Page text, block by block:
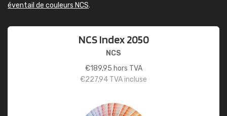
éventail de couleurs NCS.
NCS Index 2050
NCS
€189,95 hors TVA
€227,94 TVA incluse